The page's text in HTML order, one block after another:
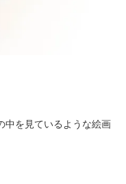
中を見ているような絵画